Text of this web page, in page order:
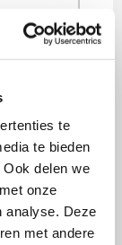
te
te bieden
delen we
onze
analyse. Deze
met andere